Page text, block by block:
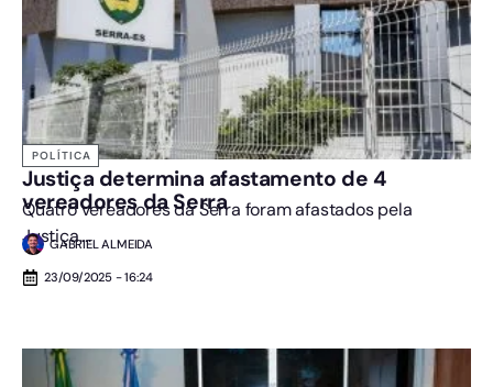
POLÍTICA
Justiça determina afastamento de 4
vereadores da Serra
Quatro vereadores da Serra foram afastados pela
Justiça....
GABRIEL ALMEIDA
23/09/2025 - 16:24